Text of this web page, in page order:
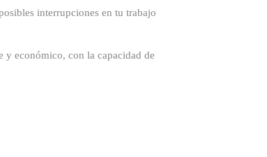
interrupciones en tu trabajo
y económico, con la capacidad de